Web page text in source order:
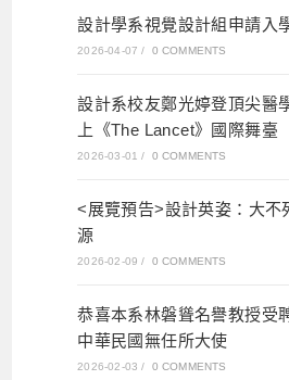
設計學系視覺設計組申請入
2026-04-07 / 0 COMMENTS
設計系校友鄭光婷登頂尖醫
上《The Lancet》國際舞臺
2026-03-01 / 0 COMMENTS
<展覽預告>設計英姿：大不
源
2026-02-09 / 0 COMMENTS
恭喜本系林磐聳名譽教授受
中華民國無任所大使
2026-02-03 / 0 COMMENTS